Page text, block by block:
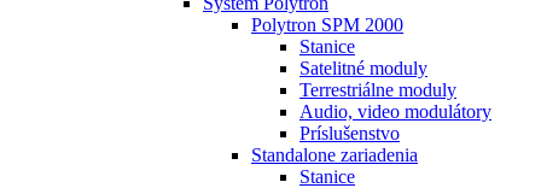
Polytron SPM 2000
Stanice
Satelitné moduly
Terrestriálne moduly
Audio, video modulátory
Príslušenstvo
Standalone zariadenia
Stanice